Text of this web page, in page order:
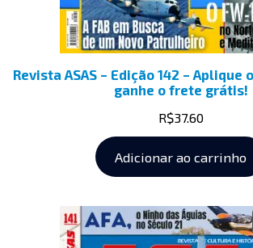
Revista ASAS – Edição 142 – Aplique
ganhe o frete grátis!
R$37.60
Adicionar ao carrinho